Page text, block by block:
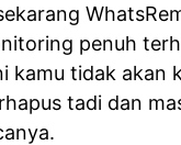
penuh
kamu tidak akan
tadi dan